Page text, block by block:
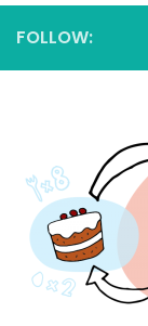
FOLLOW: